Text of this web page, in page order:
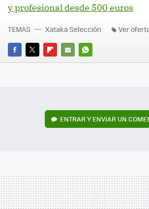
y profesional desde 500 euros
FACEBOOK
TWITTERFLIPBOARD
E-
WHATSAPP
TEMAS Xataka Selección Ver
ENTRAR Y ENVIAR UN